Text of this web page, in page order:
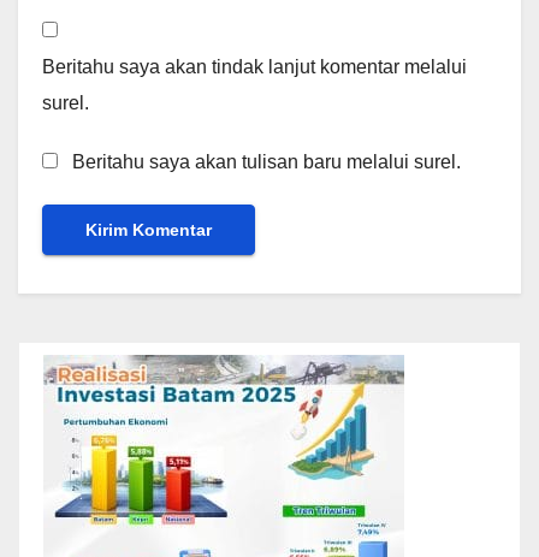
Beritahu saya akan tindak lanjut komentar melalui
surel.
Beritahu saya akan tulisan baru melalui surel.